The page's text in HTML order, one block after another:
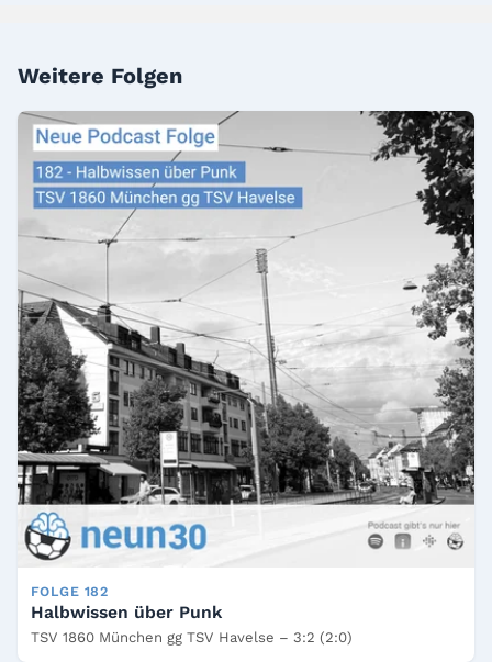
Weitere Folgen
FOLGE 182
Halbwissen über Punk
TSV 1860 München gg TSV Havelse – 3:2 (2:0)